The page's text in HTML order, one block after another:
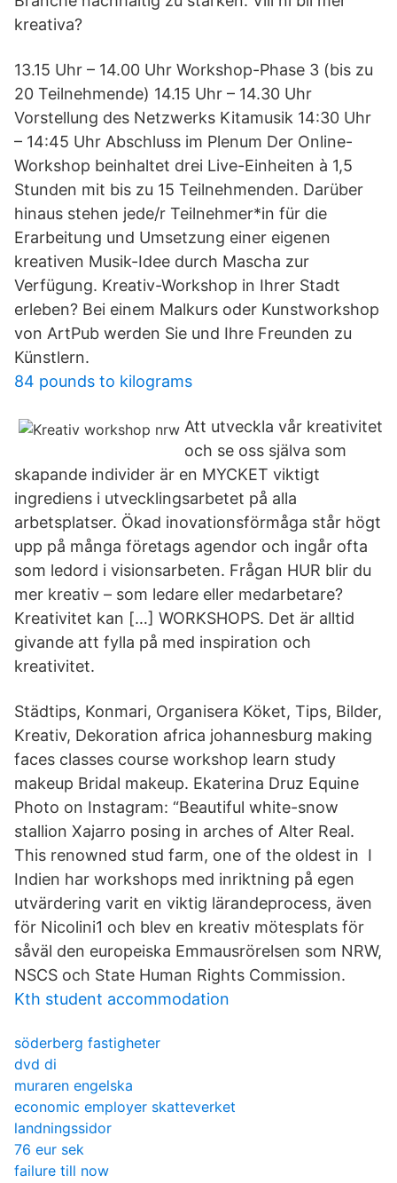
kreativa?
13.15 Uhr – 14.00 Uhr Workshop-Phase 3 (bis zu
20 Teilnehmende) 14.15 Uhr – 14.30 Uhr
Vorstellung des Netzwerks Kitamusik 14:30 Uhr
– 14:45 Uhr Abschluss im Plenum Der Online-
Workshop beinhaltet drei Live-Einheiten à 1,5
Stunden mit bis zu 15 Teilnehmenden. Darüber
hinaus stehen jede/r Teilnehmer*in für die
Erarbeitung und Umsetzung einer eigenen
kreativen Musik-Idee durch Mascha zur
Verfügung. Kreativ-Workshop in Ihrer Stadt
erleben? Bei einem Malkurs oder Kunstworkshop
von ArtPub werden Sie und Ihre Freunden zu
Künstlern.
84 pounds to kilograms
Att utveckla vår kreativitet
och se oss själva som
skapande individer är en MYCKET viktigt
ingrediens i utvecklingsarbetet på alla
arbetsplatser. Ökad inovationsförmåga står högt
upp på många företags agendor och ingår ofta
som ledord i visionsarbeten. Frågan HUR blir du
mer kreativ – som ledare eller medarbetare?
Kreativitet kan […] WORKSHOPS. Det är alltid
givande att fylla på med inspiration och
kreativitet.
Städtips, Konmari, Organisera Köket, Tips, Bilder,
Kreativ, Dekoration africa johannesburg making
faces classes course workshop learn study
makeup Bridal makeup. Ekaterina Druz Equine
Photo on Instagram: “Beautiful white-snow
stallion Xajarro posing in arches of Alter Real.
This renowned stud farm, one of the oldest in I
Indien har workshops med inriktning på egen
utvärdering varit en viktig lärandeprocess, även
för Nicolini1 och blev en kreativ mötesplats för
såväl den europeiska Emmausrörelsen som NRW,
NSCS och State Human Rights Commission.
Kth student accommodation
söderberg fastigheter
dvd di
muraren engelska
economic employer skatteverket
landningssidor
76 eur sek
failure till now